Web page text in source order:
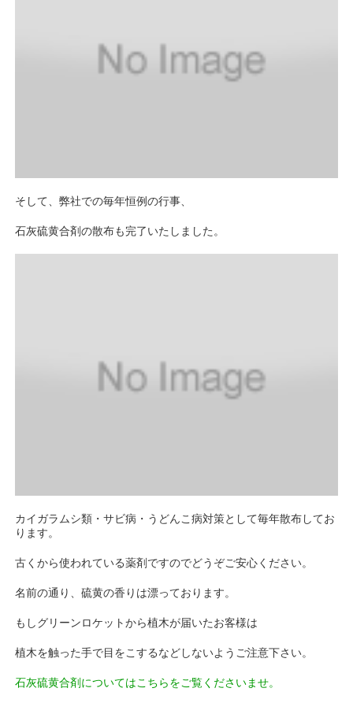
そして、弊社での毎年恒例の行事、
石灰硫黄合剤の散布も完了いたしました。
カイガラムシ類・サビ病・うどんこ病対策として毎年散布してお
ります。
古くから使われている薬剤ですのでどうぞご安心ください。
名前の通り、硫黄の香りは漂っております。
もしグリーンロケットから植木が届いたお客様は
植木を触った手で目をこするなどしないようご注意下さい。
石灰硫黄合剤についてはこちらをご覧くださいませ。